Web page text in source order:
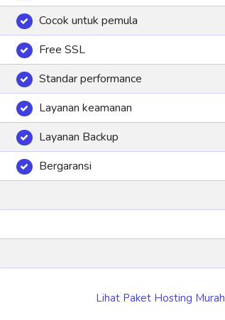
Cocok untuk pemula
Free SSL
Standar performance
Layanan keamanan
Layanan Backup
Bergaransi
Lihat Paket Hosting Murah